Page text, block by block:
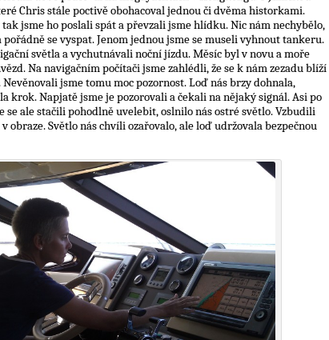
Chris stále poctivě obohacoval jednou či dvěma historkami.
jsme ho poslali spát a převzali jsme hlídku. Nic nám nechybělo,
se vyspat. Jenom jednou jsme se museli vyhnout tankeru.
světla a vychutnávali noční jízdu. Měsíc byl v novu a moře
Na navigačním počítači jsme zahlédli, že se k nám zezadu blíží
jsme tomu moc pozornost. Loď nás brzy dohnala,
krok. Napjatě jsme je pozorovali a čekali na nějaký signál. Asi po
se ale stačili pohodlně uvelebit, oslnilo nás ostré světlo. Vzbudili
obraze. Světlo nás chvíli ozařovalo, ale loď udržovala bezpečnou